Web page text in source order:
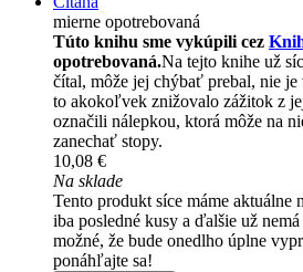
mierne opotrebovaná
Túto knihu sme vykúpili cez
opotrebovaná.Na tejto knihe už
čítal, môže jej chýbať prebal, nie je
to akokoľvek znižovalo zážitok z
označili nálepkou, ktorá môže na
zanechať stopy.
10,08 €
Na sklade
Tento produkt síce máme aktuálne
iba posledné kusy a ďalšie už
možné, že bude onedlho úplne
ponáhľajte sa!